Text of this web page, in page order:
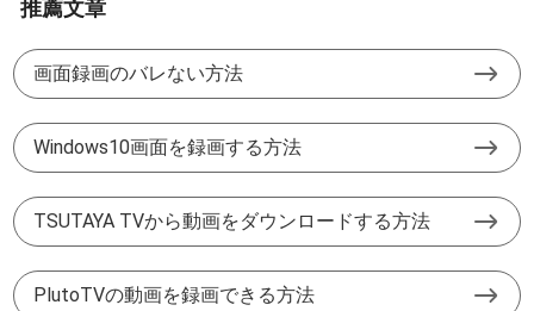
推薦文章
画面録画のバレない方法
Windows10画面を録画する方法
TSUTAYA TVから動画をダウンロードする方法
PlutoTVの動画を録画できる方法